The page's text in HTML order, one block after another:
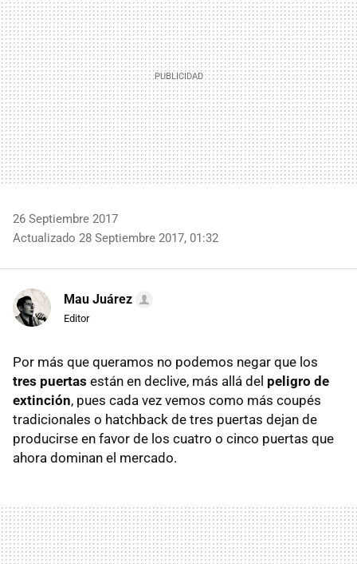
26 Septiembre 2017
Actualizado 28 Septiembre 2017, 01:32
Mau Juárez
Editor
Por más que queramos no podemos negar que los
tres puertas están en declive, más allá del peligro de
extinción, pues cada vez vemos como más coupés
tradicionales o hatchback de tres puertas dejan de
producirse en favor de los cuatro o cinco puertas que
ahora dominan el mercado.